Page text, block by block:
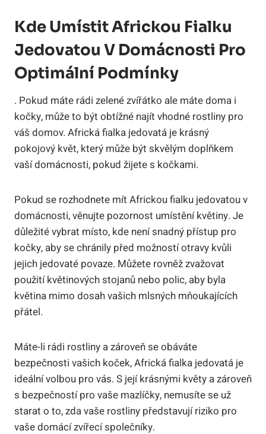
Kde Umístit Africkou Fialku
Jedovatou V Domácnosti Pro
Optimální Podmínky
. Pokud máte rádi zelené zvířátko ale máte doma i
kočky, může to být obtížné najít vhodné rostliny pro
váš domov. Africká fialka jedovatá je krásný
pokojový květ, který může být skvělým doplňkem
vaší domácnosti, pokud žijete s kočkami.
Pokud se rozhodnete mít Africkou fialku jedovatou v
domácnosti, věnujte pozornost umístění květiny. Je
důležité vybrat místo, kde není snadný přístup pro
kočky, aby se chránily před možností otravy kvůli
jejich jedovaté povaze. Můžete rovněž zvažovat
použití květinových stojanů nebo polic, aby byla
květina mimo dosah vašich mlsných mňoukajících
přátel.
Máte-li rádi rostliny a zároveň se obáváte
bezpečnosti vašich koček, Africká fialka jedovatá je
ideální volbou pro vás. S její krásnými květy a zároveň
s bezpečností pro vaše mazlíčky, nemusíte se už
starat o to, zda vaše rostliny představují riziko pro
vaše domácí zvířecí společníky.